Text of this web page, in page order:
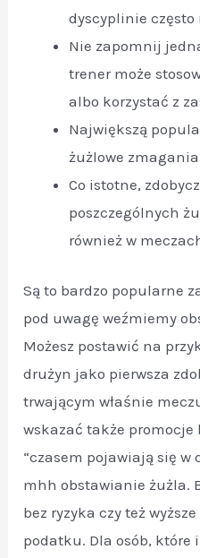
dyscyplinie często
Nie zapomnij
trener może
albo korzystać z
Największą
żużlowe zmagania
Co istotne,
poszczególnych
również w
Są to bardzo popularne
pod uwagę weźmiemy
Możesz postawić na
drużyn jako pierwsza
trwającym właśnie
wskazać także
“czasem pojawiają się
mhh obstawianie żużla.
bez ryzyka czy też
podatku. Dla osób, które